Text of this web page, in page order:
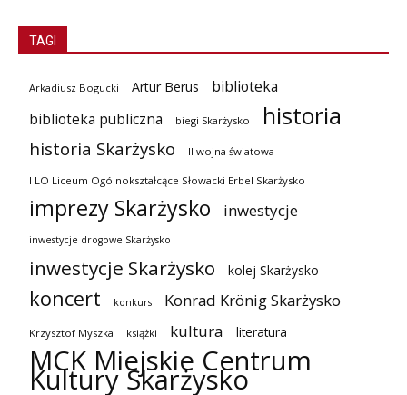
TAGI
Arkadiusz Bogucki Artur Berus
biblioteka
biblioteka publiczna
biegi Skarżysko historia
historia Skarżysko II wojna światowa
I LO Liceum Ogólnokształcące Słowacki Erbel Skarżysko
imprezy Skarżysko inwestycje
inwestycje drogowe Skarżysko
inwestycje Skarżysko kolej Skarżysko
koncert konkurs Konrad Krönig Skarżysko
Krzysztof Myszka książki kultura literatura
MCK Miejskie Centrum
Kultury Skarżysko